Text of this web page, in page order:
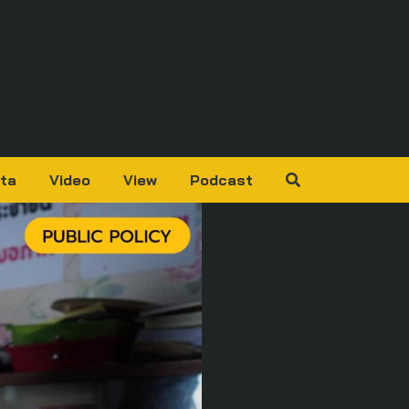
Video View Podcast